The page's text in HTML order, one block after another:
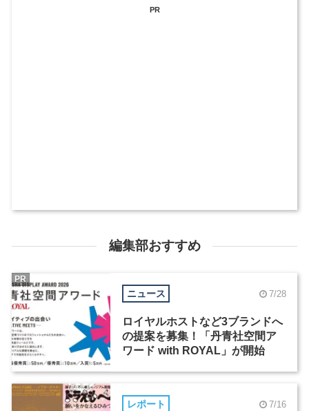
PR
編集部おすすめ
ニュース 7/28
ロイヤルホストなど3ブランドへ
の提案を募集！「丹青社空間ア
ワード with ROYAL」が開始
PR
レポート 7/16